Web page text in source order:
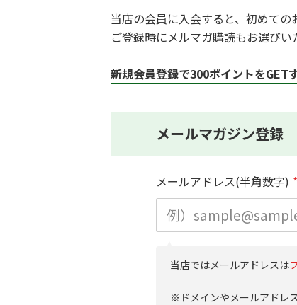
当店の会員に入会すると、初めて
ご登録時にメルマガ購読もお選びい
新規会員登録で300ポイントをGET
メールマガジン登録
メールアドレス(半角数字) *
当店ではメールアドレスは
※ドメインやメールアドレ